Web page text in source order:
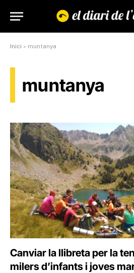
Inici » muntanya
muntanya
Canviar la llibreta per la
milers d’infants i joves